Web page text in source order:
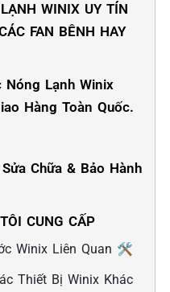
WINIX UY TÍN
FAN BÊNH HAY
Nóng Lạnh Winix
Hàng Toàn Quốc.
Chữa & Bảo Hành
CUNG CẤP
Winix Liên Quan 🛠️
Thiết Bị Winix Khác